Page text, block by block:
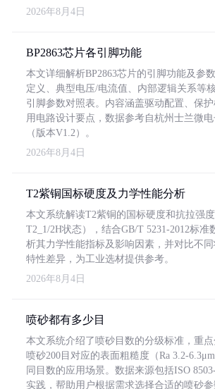
2026年8月4日
BP2863芯片各引脚功能
本文详细解析BP2863芯片的引脚功能及参
定义、典型电压/电流值、内部逻辑关系等
引脚参数对照表。内容涵盖驱动配置、保
用电路设计要点，数据参考自杭州士兰微
（版本V1.2）。
2026年8月4日
T2紫铜国标硬度及力学性能分析
本文系统解读T2紫铜的国标硬度和抗拉强
T2_1/2H状态），结合GB/T 5231-2012标准
析其力学性能指标及影响因素，并对比不
特性差异，为工业选材提供参考。
2026年8月4日
喷砂都有多少目
本文系统介绍了喷砂目数的分级标准，重
喷砂200目对应的表面粗糙度（Ra 3.2-
同目数的应用场景。数据来源包括ISO
实践，帮助用户根据需求选择合适的喷砂参